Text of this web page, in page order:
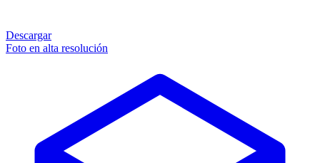
Descargar
Foto en alta resolución